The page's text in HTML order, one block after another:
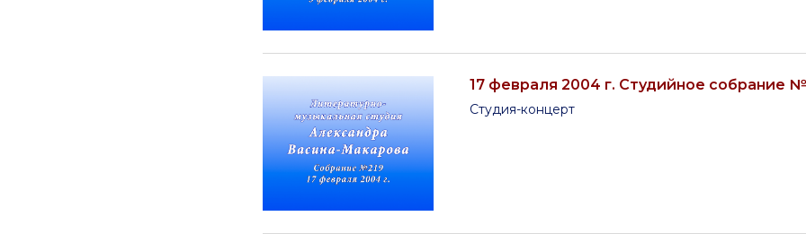
17 февраля 2004 г. Студийное собрание
Студия-концерт